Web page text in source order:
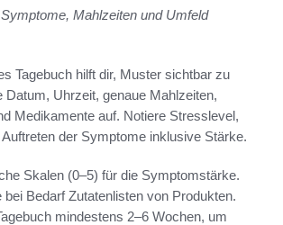
Mahlzeiten und Umfeld
Tagebuch hilft dir, Muster sichtbar zu
Datum, Uhrzeit, genaue Mahlzeiten,
Medikamente auf. Notiere Stresslevel,
der Symptome inklusive Stärke.
Skalen (0–5) für die Symptomstärke.
bei Bedarf Zutatenlisten von Produkten.
mindestens 2–6 Wochen, um